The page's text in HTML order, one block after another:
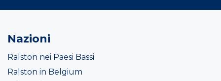
Nazioni
Ralston nei Paesi Bassi
Ralston in Belgium